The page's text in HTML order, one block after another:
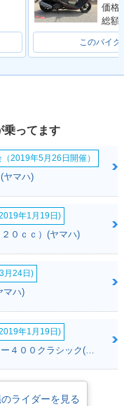
2007年 JOG Delux
e・新登場
価格:
総額:
このバイ
乗ってます
2019年5月26日開催）
ヤマハ)
年1月19日)
０ｃｃ）(ヤマハ)
月24日)
マハ)
年1月19日)
ライダーを見る